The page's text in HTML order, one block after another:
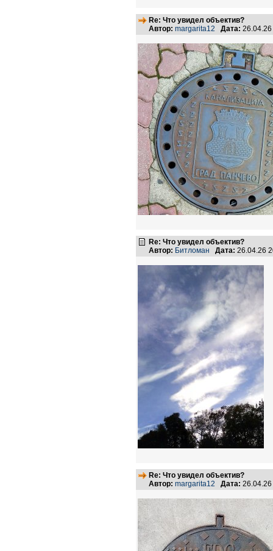
Re: Что увидел объектив?
Автор: margarita12 Дата:
Re: Что увидел объектив?
Автор: Битломан Дата: 26.04.26
Re: Что увидел объектив?
Автор: margarita12 Дата: